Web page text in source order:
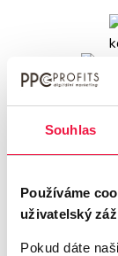
Souhlas
Používáme
uživatelský
Pokud dáte